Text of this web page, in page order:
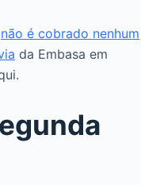
não é cobrado nenhum
da Embasa em